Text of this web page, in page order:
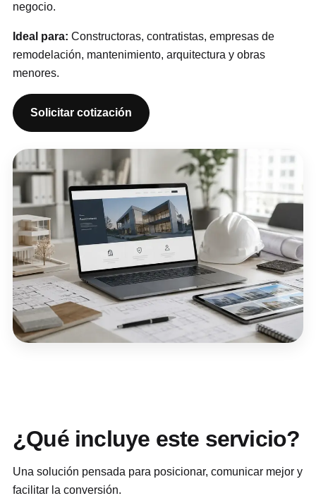
negocio.
Ideal para: Constructoras, contratistas, empresas de
remodelación, mantenimiento, arquitectura y obras
menores.
Solicitar cotización
¿Qué incluye este servicio?
Una solución pensada para posicionar, comunicar mejor y
facilitar la conversión.